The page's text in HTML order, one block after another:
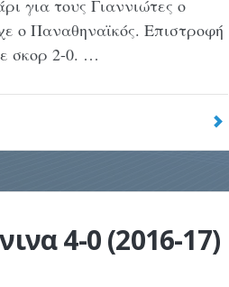
για τους Γιαννιώτες ο
ο Παναθηναϊκός. Επιστροφή
σκορ 2-0. …
4-0 (2016-17)